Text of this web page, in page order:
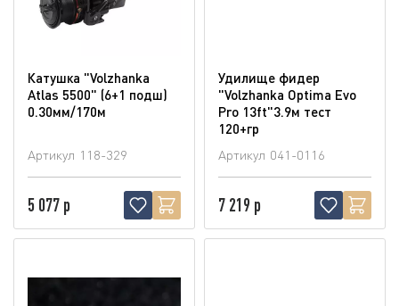
Катушка "Volzhanka
Atlas 5500" (6+1 подш)
0.30мм/170м
Артикул 118-329
5 077 р
Удилище фидер
"Volzhanka Optima Evo
Pro 13ft"3.9м тест
120+гр
Артикул 041-0116
7 219 р